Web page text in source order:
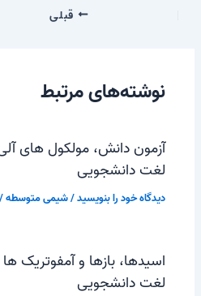
قبلی
نوشته‌های مرتبط
آزمون دانش، مولکول های
لغت دانشجویی
دیدگاه‌ خود را بنویسید/شیمی متوسطه
اسیدها، بازها و آمفوتریک
لغت دانشجویی